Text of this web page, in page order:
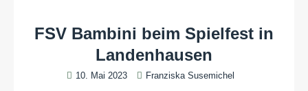
FSV Bambini beim Spielfest in
Landenhausen
10. Mai 2023 Franziska Susemichel